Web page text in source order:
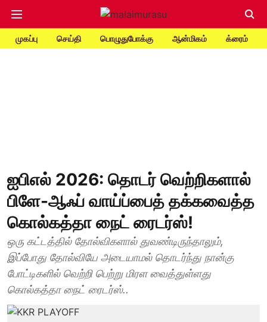
முகப்பு செய்தி பொழுதுபோக்கு ஆன்மிகம் க்ரைம்
ஐபிஎல் 2026: தொடர் வெற்றிகளால்
பிளே-ஆஃப் வாய்ப்பைத் தக்கவைத்த
கொல்கத்தா நைட் ரைடர்ஸ்!
ஒரு கட்டத்தில் தோல்விகளால் துவண்டிருந்தாலும்,
இப்போது தோல்வியே அடையாமல் தொடர்ந்து நான்கு
போட்டிகளில் வெற்றி பெற்று மிரள வைத்துள்ளது
கொல்கத்தா நைட் ரைடர்ஸ்..